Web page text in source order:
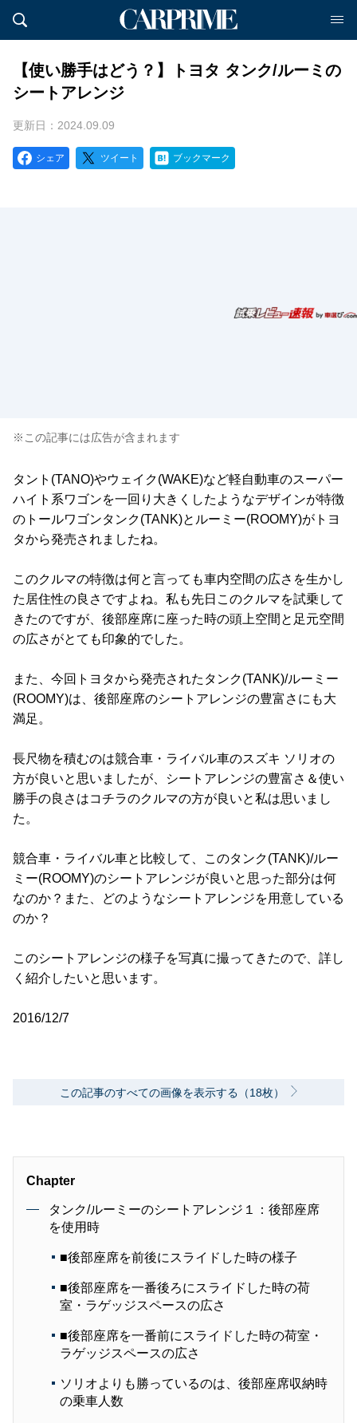
【使い勝手はどう？】トヨタ タンク/ルーミの
シートアレンジ
更新日：2024.09.09
シェア ツイート ブックマーク
※この記事には広告が含まれます
タント(TANO)やウェイク(WAKE)など軽自動車のスーパー
ハイト系ワゴンを一回り大きくしたようなデザインが特徴
のトールワゴンタンク(TANK)とルーミー(ROOMY)がトヨ
タから発売されましたね。
このクルマの特徴は何と言っても車内空間の広さを生かし
た居住性の良さですよね。私も先日このクルマを試乗して
きたのですが、後部座席に座った時の頭上空間と足元空間
の広さがとても印象的でした。
また、今回トヨタから発売されたタンク(TANK)/ルーミー
(ROOMY)は、後部座席のシートアレンジの豊富さにも大
満足。
長尺物を積むのは競合車・ライバル車のスズキ ソリオの
方が良いと思いましたが、シートアレンジの豊富さ＆使い
勝手の良さはコチラのクルマの方が良いと私は思いまし
た。
競合車・ライバル車と比較して、このタンク(TANK)/ルー
ミー(ROOMY)のシートアレンジが良いと思った部分は何
なのか？また、どのようなシートアレンジを用意している
のか？
このシートアレンジの様子を写真に撮ってきたので、詳し
く紹介したいと思います。
2016/12/7
この記事のすべての画像を表示する（18枚）
Chapter
タンク/ルーミーのシートアレンジ１：後部座席
を使用時
■後部座席を前後にスライドした時の様子
■後部座席を一番後ろにスライドした時の荷
室・ラゲッジスペースの広さ
■後部座席を一番前にスライドした時の荷室・
ラゲッジスペースの広さ
ソリオよりも勝っているのは、後部座席収納時
の乗車人数